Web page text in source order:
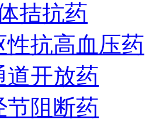
拮抗药
性抗高血压药
道开放药
节阻断药